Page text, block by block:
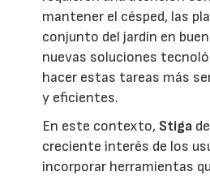
mantener el césped, las
conjunto del jardín en
nuevas soluciones
hacer estas tareas más
y eficientes.
En este contexto, Stiga
creciente interés de los
incorporar herramientas